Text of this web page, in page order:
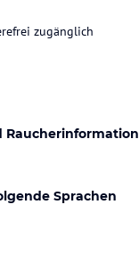
zugänglich
Raucherinformation
Sprachen